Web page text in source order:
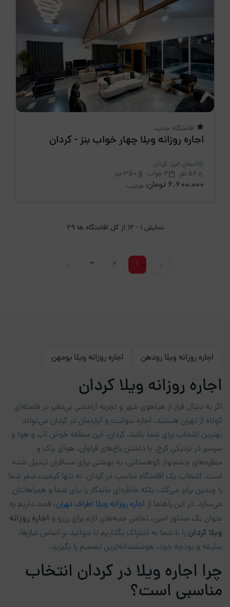
اقامتگاه جدید
اجاره روزانه ویلا چهار خواب بنز - کردان
استان البرز، کردان
56 نفر
4 خواب 350 متر
6،600،000 تومان / هرشب
نمایش 1 - 12 از کل اقامتگاه ها 29
1
2
3
اجاره روزانه ویلا رودهن اجاره روزانه ویلا بومهن
اجاره روزانه ویلا کردان
اگر به دنبال فرار از هیاهوی شهر و تجربه آرامشی بی‌نظیر در فاصله‌ای
کوتاه از تهران هستید، اجاره سوئیت و آپارتمان در کردان می‌تواند
بهترین انتخاب برای شما باشد. کردان، این منطقه خوش آب و هوا و
سرسبز در نزدیکی کرج، با داشتن باغ‌های فراوان، هوای پاک و
منظره‌های چشم‌نواز کوهستانی، به بهشتی برای مسافران تبدیل شده
است. انتخاب یک اقامتگاه مناسب در کردان، نه تنها کیفیت سفر شما
را چندین برابر می‌کند، بلکه خاطره‌ای ماندگار را برای شما و همراهانتان
می‌سازد. در این راهنما از اجاره روزانه ویلا اطراف تهران، قصد داریم به
عنوان یک مشاور امین، تمامی جنبه‌های لازم برای رزرو و اجاره روزانه
ویلا کردان را با شما به اشتراک بگذاریم تا بتوانید بر اساس نیازها،
سلیقه و بودجه خود، هوشمندانه‌ترین تصمیم را بگیرید.
چرا اجاره ویلا در کردان انتخاب
مناسبی است؟